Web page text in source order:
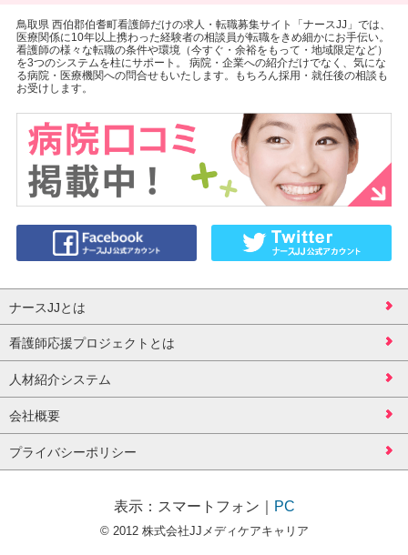
鳥取県 西伯郡伯耆町看護師だけの求人・転職募集サイト「ナースJJ」では、
医療関係に10年以上携わった経験者の相談員が転職をきめ細かにお手伝い。
看護師の様々な転職の条件や環境（今すぐ・余裕をもって・地域限定など）
を3つのシステムを柱にサポート。 病院・企業への紹介だけでなく、気にな
る病院・医療機関への問合せもいたします。もちろん採用・就任後の相談も
お受けします。
ナースJJとは
看護師応援プロジェクトとは
人材紹介システム
会社概要
プライバシーポリシー
表示： スマートフォン PC
© 2012 株式会社JJメディケアキャリア